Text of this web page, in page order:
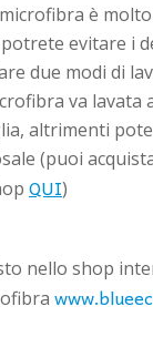
è
evitare i
due modi di
va lavata
altrimenti
(puoi
QUI)
nello shop